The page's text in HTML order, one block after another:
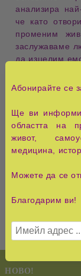
анализира
че като
променим
заслужаваме
да изцелим
на тези,
Как да
Как да
любов в живота
НОВО!
Абонирайте се
Ще ви
областта на
живот,
медицина,
Можете да се
Благодарим ви!